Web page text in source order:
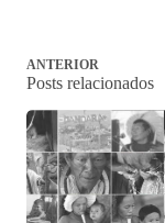
ANTERIOR
Posts relacionados